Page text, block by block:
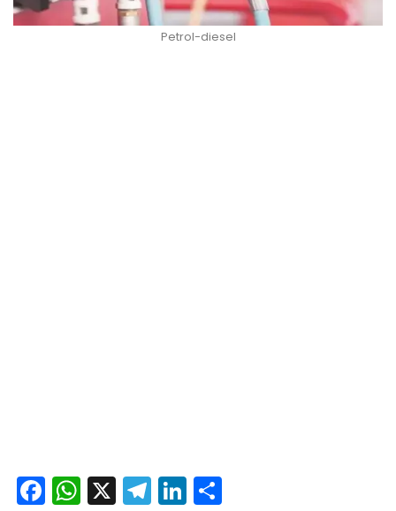
Petrol-diesel
Facebook
WhatsApp
X Telegram
LinkedIn